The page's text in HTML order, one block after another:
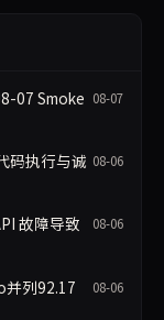
07 Smoke 08-07
码执行与诚 08-06
故障导致
08-06
并列92.17
08-06